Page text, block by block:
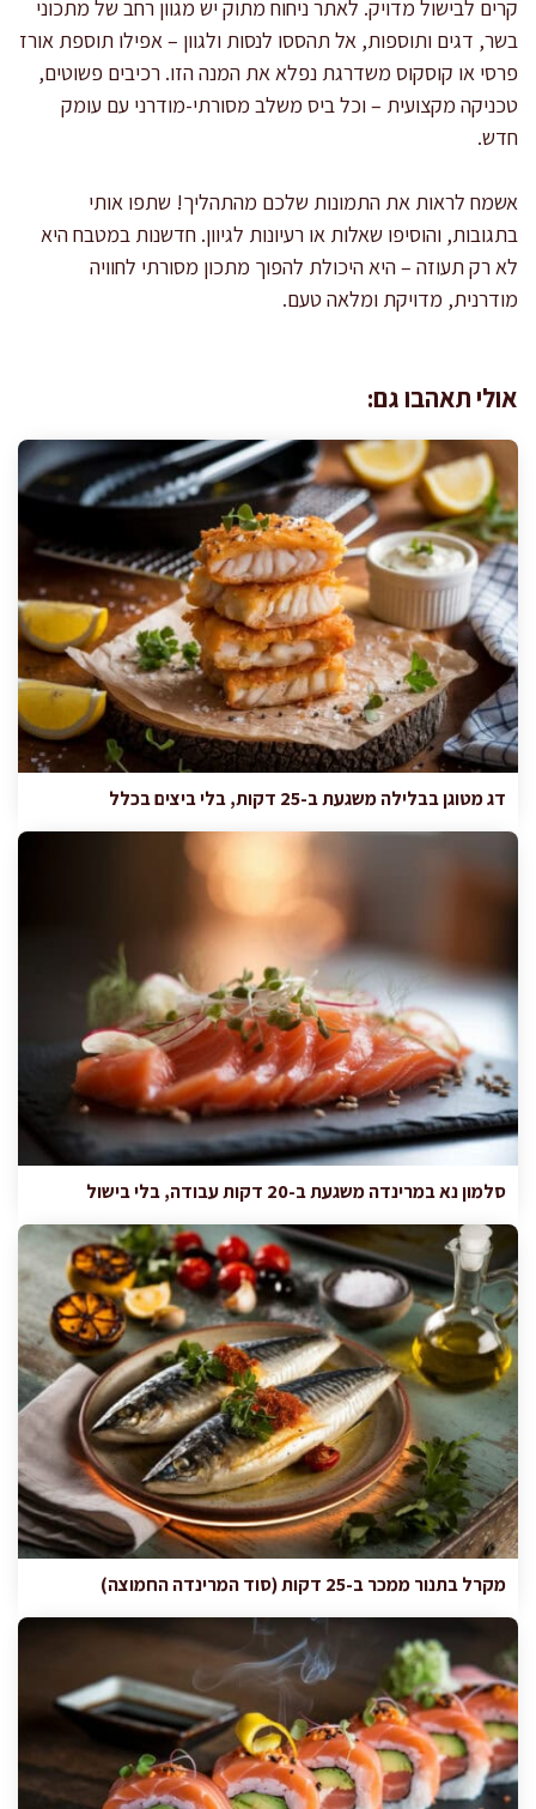
קרים לבישול מדויק. לאתר ניחוח מתוק יש מגוון רחב של מתכוני
בשר, דגים ותוספות, אל תהססו לנסות ולגוון – אפילו תוספת אורז
פרסי או קוסקוס משדרגת נפלא את המנה הזו. רכיבים פשוטים,
טכניקה מקצועית – וכל ביס משלב מסורתי-מודרני עם עומק
חדש.
אשמח לראות את התמונות שלכם מהתהליך! שתפו אותי
בתגובות, והוסיפו שאלות או רעיונות לגיוון. חדשנות במטבח היא
לא רק תעוזה – היא היכולת להפוך מתכון מסורתי לחוויה
מודרנית, מדויקת ומלאה טעם.
אולי תאהבו גם:
דג מטוגן בבלילה משגעת ב-25 דקות, בלי ביצים בכלל
סלמון נא במרינדה משגעת ב-20 דקות עבודה, בלי בישול
מקרל בתנור ממכר ב-25 דקות (סוד המרינדה החמוצה)